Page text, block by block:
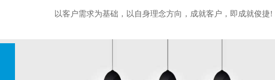
以客户需求为基础，以自身理念方向，成就客户，即成就俊捷!